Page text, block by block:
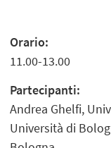
Orario:
11.00-13.00
Partecipanti:
Andrea Ghelfi,
Università di